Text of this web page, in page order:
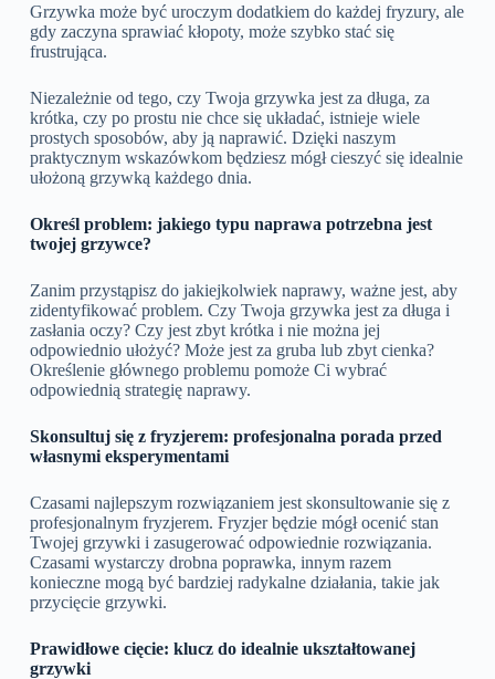
Grzywka może być uroczym dodatkiem do każdej fryzury, ale
gdy zaczyna sprawiać kłopoty, może szybko stać się
frustrująca.
Niezależnie od tego, czy Twoja grzywka jest za długa, za
krótka, czy po prostu nie chce się układać, istnieje wiele
prostych sposobów, aby ją naprawić. Dzięki naszym
praktycznym wskazówkom będziesz mógł cieszyć się idealnie
ułożoną grzywką każdego dnia.
Określ problem: jakiego typu naprawa potrzebna jest
twojej grzywce?
Zanim przystąpisz do jakiejkolwiek naprawy, ważne jest, aby
zidentyfikować problem. Czy Twoja grzywka jest za długa i
zasłania oczy? Czy jest zbyt krótka i nie można jej
odpowiednio ułożyć? Może jest za gruba lub zbyt cienka?
Określenie głównego problemu pomoże Ci wybrać
odpowiednią strategię naprawy.
Skonsultuj się z fryzjerem: profesjonalna porada przed
własnymi eksperymentami
Czasami najlepszym rozwiązaniem jest skonsultowanie się z
profesjonalnym fryzjerem. Fryzjer będzie mógł ocenić stan
Twojej grzywki i zasugerować odpowiednie rozwiązania.
Czasami wystarczy drobna poprawka, innym razem
konieczne mogą być bardziej radykalne działania, takie jak
przycięcie grzywki.
Prawidłowe cięcie: klucz do idealnie ukształtowanej
grzywki